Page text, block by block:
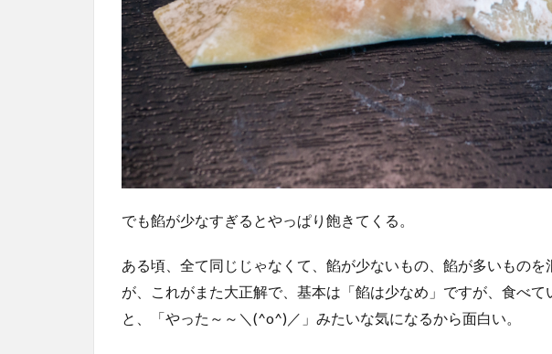
でも餡が少なすぎるとやっぱり飽きてくる。
ある頃、全て同じじゃなくて、餡が少ないもの、餡が多いもの
が、これがまた大正解で、基本は「餡は少なめ」ですが、食べて
と、「やった～～＼(^o^)／」みたいな気になるから面白い。